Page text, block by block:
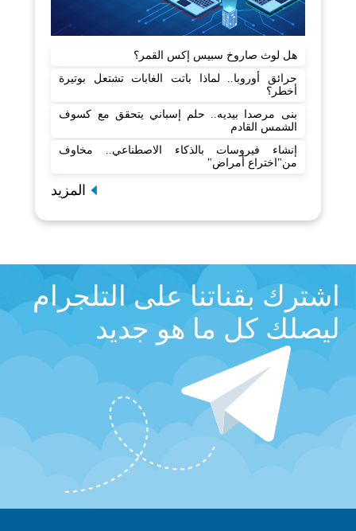
هل لوث صاروخ سبيس إكس القمر؟
حرائق أوروبا.. لماذا باتت الغابات تشتعل بوتيرة
أخطر؟
بنى مرصدا بيديه.. حلم إسباني يتحقق مع كسوف
الشمس القادم
إنشاء فيروسات بالذكاء الاصطناعي.. مخاوف
من"اختراع أمراض"
المزيد
اشترك بقناتنا على التلجرام
ليصلك كل ما هو جديد